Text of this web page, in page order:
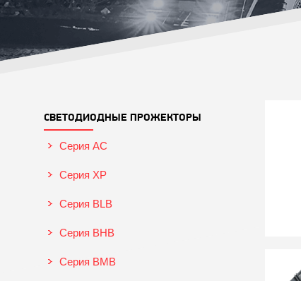
СВЕТОДИОДНЫЕ ПРОЖЕКТОРЫ
Серия AC
Серия XP
Серия BLB
Серия BHB
Серия BMB